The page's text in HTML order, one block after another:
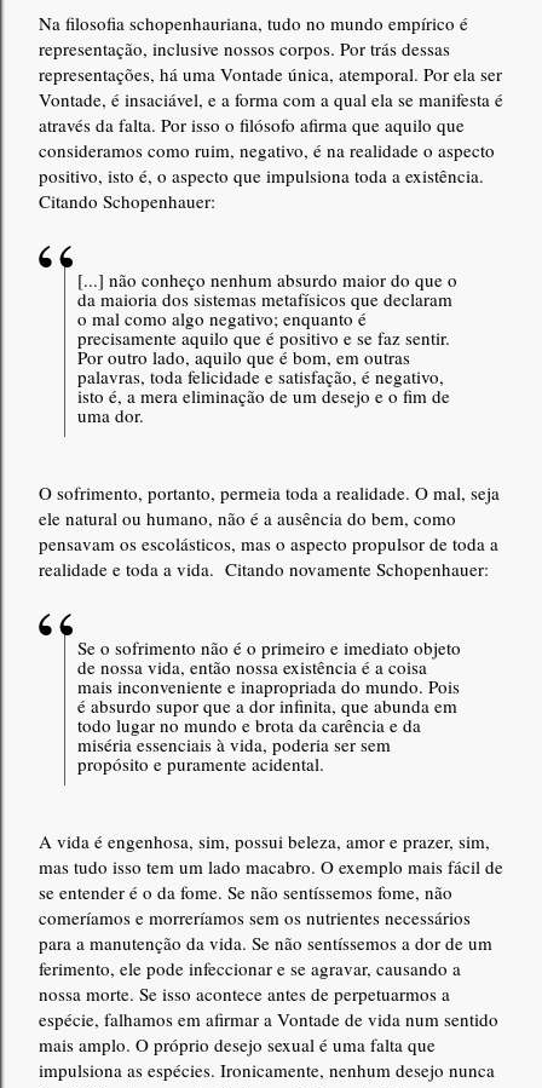
Na filosofia schopenhauriana, tudo no mundo empírico é
representação, inclusive nossos corpos. Por trás dessas
representações, há uma Vontade única, atemporal. Por ela ser
Vontade, é insaciável, e a forma com a qual ela se manifesta é
através da falta. Por isso o filósofo afirma que aquilo que
consideramos como ruim, negativo, é na realidade o aspecto
positivo, isto é, o aspecto que impulsiona toda a existência.
Citando Schopenhauer:
[...] não conheço nenhum absurdo maior do que o
da maioria dos sistemas metafísicos que declaram
o mal como algo negativo; enquanto é
precisamente aquilo que é positivo e se faz sentir.
Por outro lado, aquilo que é bom, em outras
palavras, toda felicidade e satisfação, é negativo,
isto é, a mera eliminação de um desejo e o fim de
uma dor.
O sofrimento, portanto, permeia toda a realidade. O mal, seja
ele natural ou humano, não é a ausência do bem, como
pensavam os escolásticos, mas o aspecto propulsor de toda a
realidade e toda a vida. Citando novamente Schopenhauer:
Se o sofrimento não é o primeiro e imediato objeto
de nossa vida, então nossa existência é a coisa
mais inconveniente e inapropriada do mundo. Pois
é absurdo supor que a dor infinita, que abunda em
todo lugar no mundo e brota da carência e da
miséria essenciais à vida, poderia ser sem
propósito e puramente acidental.
A vida é engenhosa, sim, possui beleza, amor e prazer, sim,
mas tudo isso tem um lado macabro. O exemplo mais fácil de
se entender é o da fome. Se não sentíssemos fome, não
comeríamos e morreríamos sem os nutrientes necessários
para a manutenção da vida. Se não sentíssemos a dor de um
ferimento, ele pode infeccionar e se agravar, causando a
nossa morte. Se isso acontece antes de perpetuarmos a
espécie, falhamos em afirmar a Vontade de vida num sentido
mais amplo. O próprio desejo sexual é uma falta que
impulsiona as espécies. Ironicamente, nenhum desejo nunca